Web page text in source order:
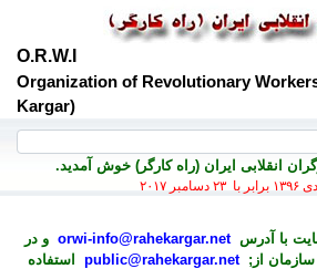
O.R.W.I
Organization of Revolutionary
Kargar)
انقلابی ايران (راه کارگر) خوش آمديد.
با آدرسorwi-info@rahekargar.net و در
سازمان از;public@rahekargar.net
استفاده